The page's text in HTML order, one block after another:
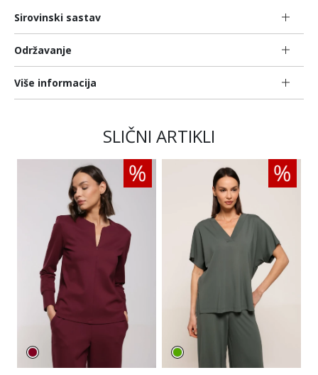
Sirovinski sastav
Održavanje
Više informacija
SLIČNI ARTIKLI